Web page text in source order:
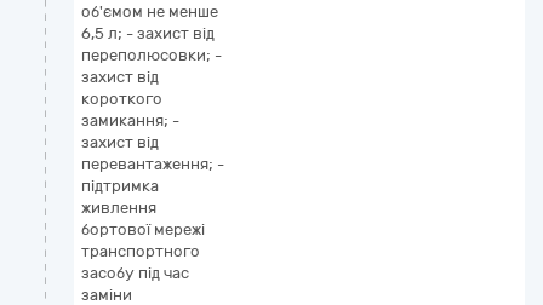
об'ємом не менше
6,5 л; - захист від
переполюсовки; -
захист від
короткого
замикання; -
захист від
перевантаження; -
підтримка
живлення
бортової мережі
транспортного
засобу під час
заміни